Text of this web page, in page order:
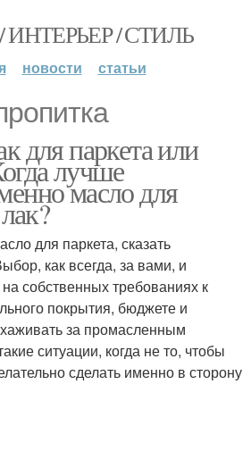
/ СТИЛЬ
новости статьи
для паркета или
лучше
масло для
для паркета, сказать
как всегда, за вами, и
собственных требованиях к
покрытия, бюджете и
за промасленным
ситуации, когда не то, чтобы
сделать именно в сторону